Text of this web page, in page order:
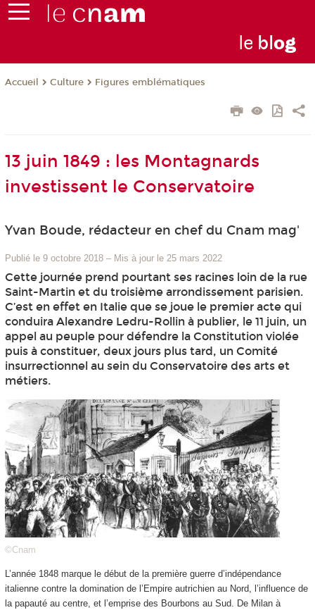
le blog
Accueil Culture Figures emblématiques
13 juin 1849 : les Montagnards
investissent le Conservatoire
Yvan Boude, rédacteur en chef du Cnam mag'
Publié le 9 octobre 2018 – Mis à jour le 25 mars 2022
Cette journée prend pourtant ses racines loin de la rue
Saint-Martin et du troisième arrondissement parisien.
C’est en effet en Italie que se joue le premier acte qui
conduira Alexandre Ledru-Rollin à publier, le 11 juin, un
appel au peuple pour défendre la Constitution violée
puis à constituer, deux jours plus tard, un Comité
insurrectionnel au sein du Conservatoire des arts et
métiers.
©Cnam
L’année 1848 marque le début de la première guerre d’indépendance
italienne contre la domination de l’Empire autrichien au Nord, l’influence de
la papauté au centre, et l’emprise des Bourbons au Sud. De Milan à